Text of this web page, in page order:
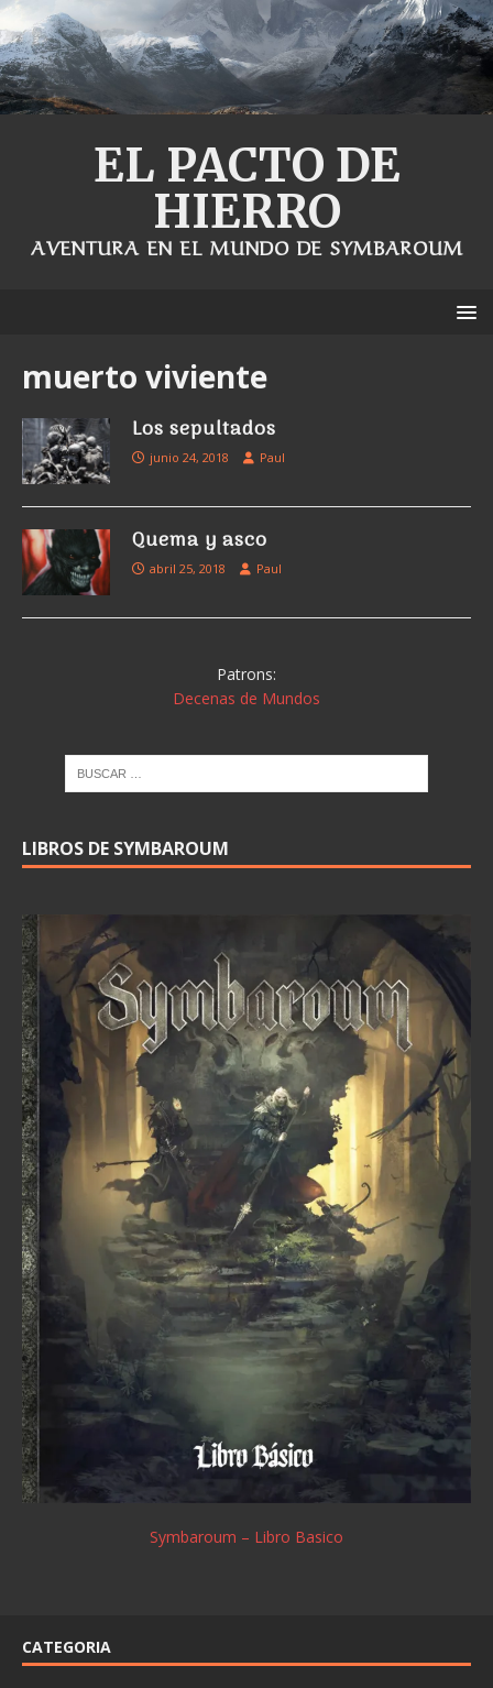
EL PACTO DE
HIERRO
AVENTURA EN EL MUNDO DE SYMBAROUM
muerto viviente
Los sepultados
junio 24, 2018 Paul
Quema y asco
abril 25, 2018 Paul
Patrons:
Decenas de Mundos
LIBROS DE SYMBAROUM
Symbaroum – Libro Basico
CATEGORIA